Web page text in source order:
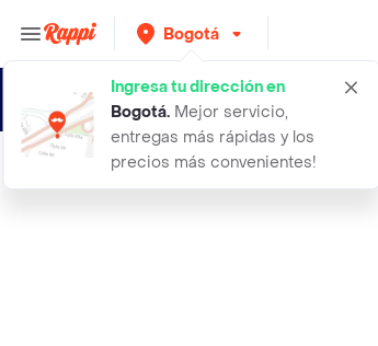
Bogotá
Ingresa tu dirección en
Bogotá. Mejor servicio,
entregas más rápidas y los
precios más convenientes!
abrigo lips negro talla m mujer man